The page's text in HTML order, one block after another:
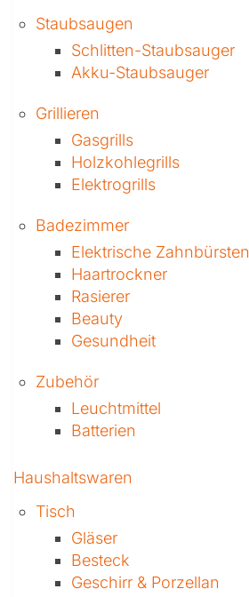
Staubsaugen
Schlitten-Staubsauger
Akku-Staubsauger
Grillieren
Gasgrills
Holzkohlegrills
Elektrogrills
Badezimmer
Elektrische Zahnbürsten
Haartrockner
Rasierer
Beauty
Gesundheit
Zubehör
Leuchtmittel
Batterien
Haushaltswaren
Tisch
Gläser
Besteck
Geschirr & Porzellan